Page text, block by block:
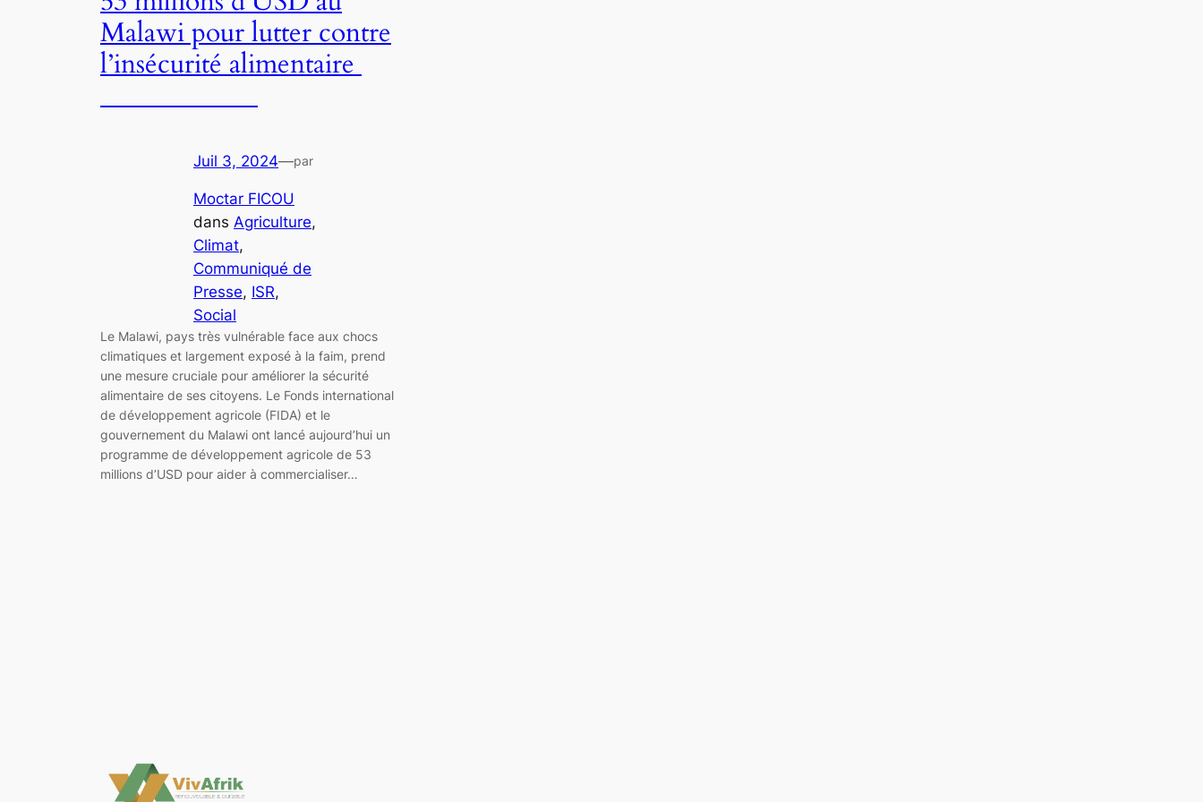
Malawi pour lutter contre
l’insécurité alimentaire
Juil 3, 2024—par
Moctar FICOU
dans Agriculture
Climat
Communiqué de
Presse, ISR
Social
Le Malawi, pays très vulnérable face aux chocs
climatiques et largement exposé à la faim, prend
une mesure cruciale pour améliorer la sécurité
alimentaire de ses citoyens. Le Fonds international
de développement agricole (FIDA) et le
gouvernement du Malawi ont lancé aujourd’hui un
programme de développement agricole de 53
millions d’USD pour aider à commercialiser…